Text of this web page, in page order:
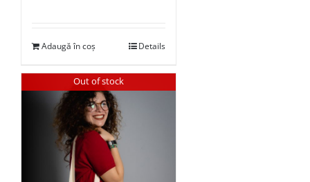
Adaugă în coș Details
Out of stock